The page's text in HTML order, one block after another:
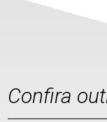
Confira